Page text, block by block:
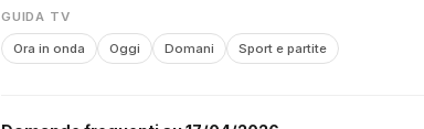
GUIDA TV
Ora in onda Oggi Domani Sport e partite